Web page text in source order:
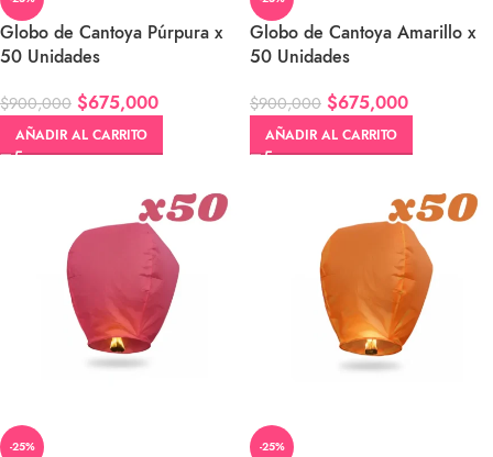
Globo de Cantoya Púrpura x
50 Unidades
$900,000 $675,000
AÑADIR AL CARRITO
Globo de Cantoya Amarillo x
50 Unidades
$900,000 $675,000
AÑADIR AL CARRITO
-25% -25%